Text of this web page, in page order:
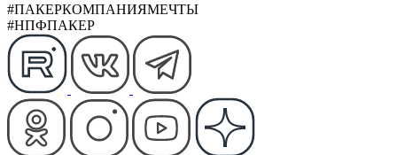
#ПАКЕРКОМПАНИЯМЕЧТЫ
#НПФПАКЕР